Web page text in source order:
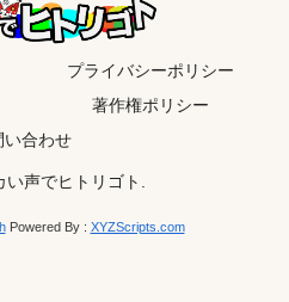
プライバシーポリシー
著作権ポリシー
い合わせ
声でヒトリゴト.
Powered By : XYZScripts.com